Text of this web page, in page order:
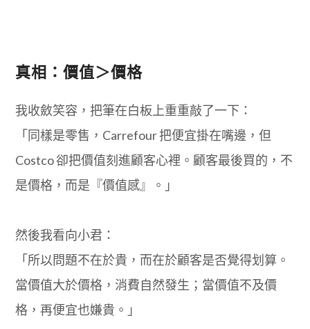
真相：價值＞價格
我收斂笑容，把筆在白板上重重敲了一下：
「同樣是零售，Carrefour 把便宜掛在嘴邊，但
Costco 卻把價值刻進顧客心裡。顧客最後買的，不
是價格，而是『價值感』。」
然後我看向小君：
「所以問題不在於貴，而在於顧客是否覺得划算。
當價值大於價格，消費自然發生；當價值不及價
格，再便宜也嫌貴。」